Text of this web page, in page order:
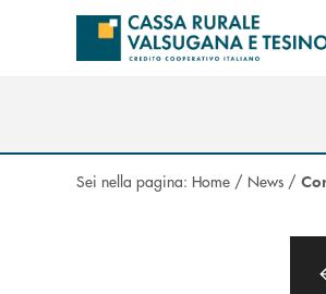
Salta al contenuto principale
Sei nella pagina: Home / News /